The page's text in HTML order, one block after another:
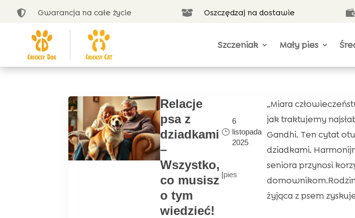
 Gwarancja na całe życie  Oszczędzaj na dostawie 
Szczeniak Mały pies
Relacje
psa z
dziadkami
–
Wszystko,
co musisz
o tym
wiedzieć!
6
listopada
2025
|pies
„Miara
jak traktujemy
Gandhi. Ten cytat
dziadkami.
seniora przynosi
żyjąca z psem